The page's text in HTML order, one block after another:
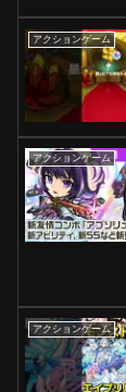
アクションゲーム
アクションゲーム
アクションゲーム